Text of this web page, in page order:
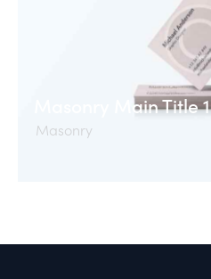
Masonry Main Title 1
Masonry